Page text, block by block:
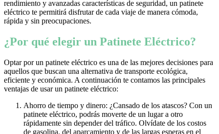
rendimiento y avanzadas características de seguridad, un patinete
eléctrico te permitirá disfrutar de cada viaje de manera cómoda,
rápida y sin preocupaciones.
¿Por qué elegir un Patinete Eléctrico?
Optar por un patinete eléctrico es una de las mejores decisiones para
aquellos que buscan una alternativa de transporte ecológica,
eficiente y económica. A continuación te contamos las principales
ventajas de usar un patinete eléctrico:
Ahorro de tiempo y dinero: ¿Cansado de los atascos? Con un
patinete eléctrico, podrás moverte de un lugar a otro
rápidamente sin depender del tráfico. Olvídate de los costos
de gasolina, del aparcamiento y de las largas esperas en el